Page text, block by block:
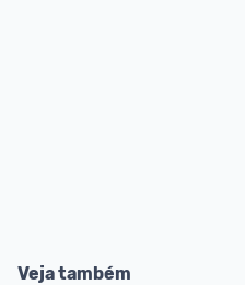
Veja também